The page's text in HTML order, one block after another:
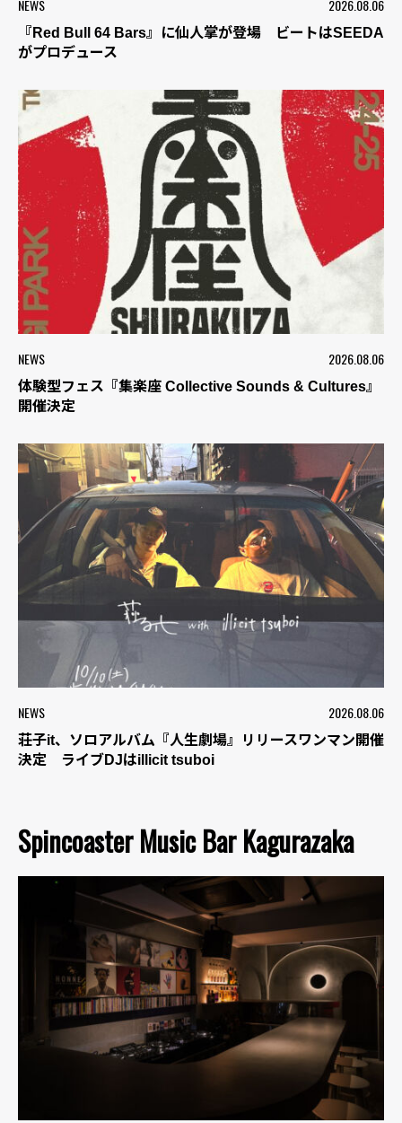
NEWS 2026.08.06
『Red Bull 64 Bars』に仙人掌が登場 ビートはSEEDA
がプロデュース
NEWS 2026.08.06
体験型フェス『集楽座 Collective Sounds & Cultures』
開催決定
NEWS 2026.08.06
荘子it、ソロアルバム『人生劇場』リリースワンマン開催
決定 ライブDJはillicit tsuboi
Spincoaster Music Bar Kagurazaka